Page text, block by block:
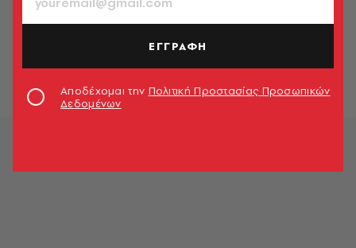
Τακτικούπολη: Ο βράχος του
Στρατού
ΕΓΓΡΑΦΗ
Αποδέχομαι την Πολιτική Προστασίας Προσωπικών
Δεδομένων